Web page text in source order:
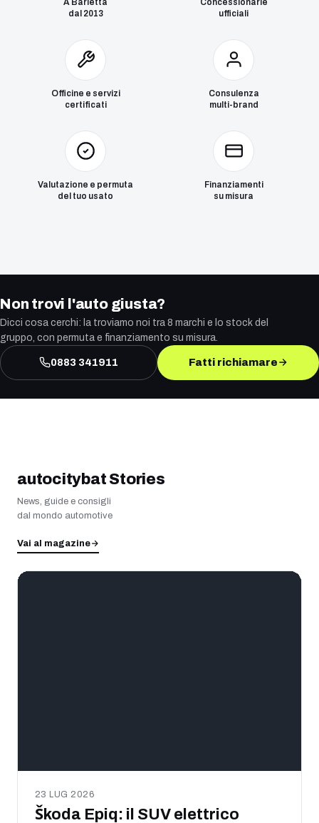
dal 2013
ufficiali
Officine e servizi
certificati
Consulenza
multi-brand
Valutazione e permuta
del tuo usato
Finanziamenti
su misura
Non trovi l'auto giusta?
Dicci cosa cerchi: la troviamo noi tra 8 marchi e lo stock del
gruppo, con permuta e finanziamento su misura.
0883 341911 Fatti richiamare
autocitybat Stories
News, guide e consigli
dal mondo automotive
Vai al magazine
23 LUG 2026
Škoda Epiq: il SUV elettrico